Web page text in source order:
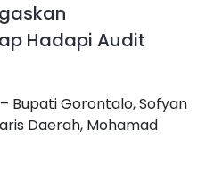
Hadapi Audit
Bupati Gorontalo, Sofyan
Daerah, Mohamad